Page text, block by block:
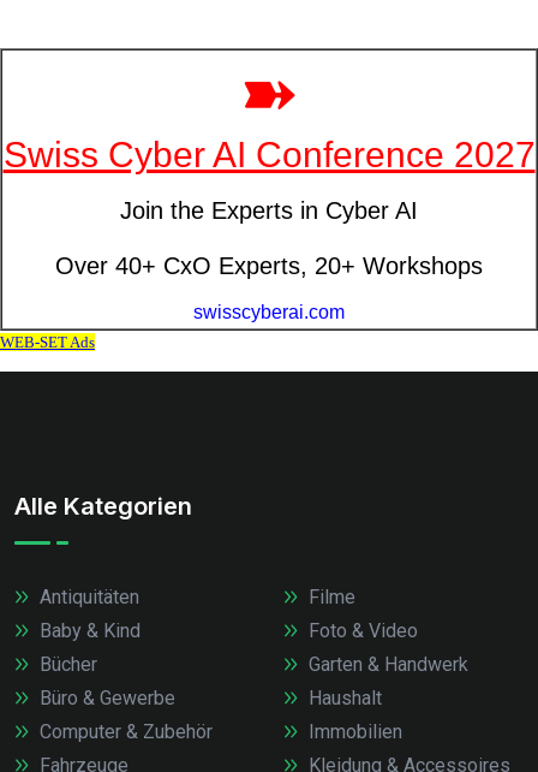
Alle Kategorien
Antiquitäten
Baby & Kind
Bücher
Büro & Gewerbe
Computer & Zubehör
Fahrzeuge
Filme
Foto & Video
Garten & Handwerk
Haushalt
Immobilien
Kleidung & Accessoires